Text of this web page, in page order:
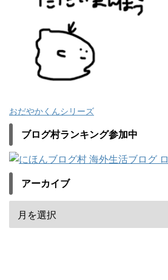
おだやかくんシリーズ
ブログ村ランキング参加中
アーカイブ